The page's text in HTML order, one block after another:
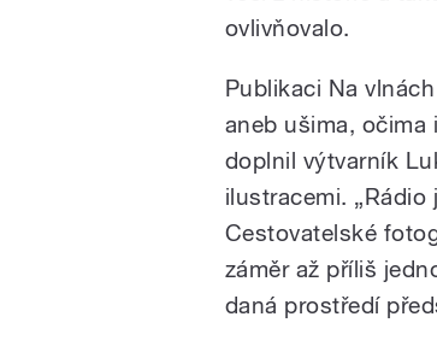
ovlivňovalo.
Publikaci Na
aneb ušima, očima
doplnil výtvarník
ilustracemi.
Cestovatelské
záměr až příliš
daná prostředí